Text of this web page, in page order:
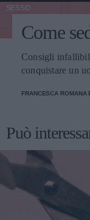
SESSO
Come
Consigli
conquistare un
FRANCESCA ROMANA
Può